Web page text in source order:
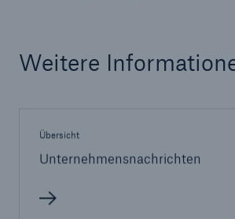
Weitere
Übersicht
Unternehmensnachrichten
Leistungsentscheidung in der
50 %